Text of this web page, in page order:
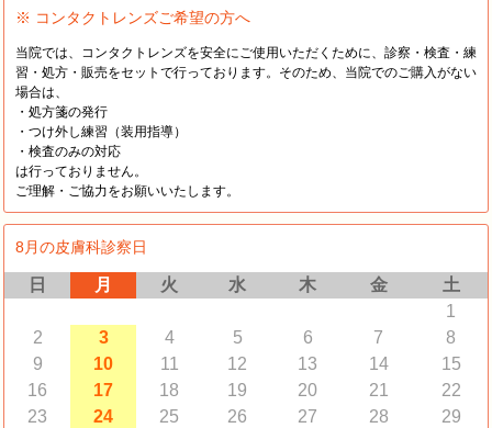
※ コンタクトレンズご希望の方へ
当院では、コンタクトレンズを安全にご使用いただくために、診察・検査・練
習・処方・販売をセットで行っております。そのため、当院でのご購入がない
場合は、
・処方箋の発行
・つけ外し練習（装用指導）
・検査のみの対応
は行っておりません。
ご理解・ご協力をお願いいたします。
8月の皮膚科診察日
日 月 火 水 木 金
土
1
2
3 4 5 6 7
8
9
10 11 12 13 14
15
16
17 18 19 20 21
22
23
24 25 26 27 28
29